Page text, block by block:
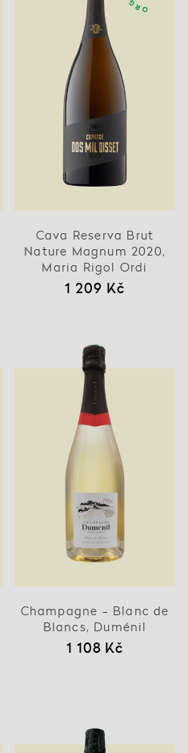
Cava Reserva Brut
Nature Magnum 2020,
Maria Rigol Ordi
1 209 Kč
Champagne - Blanc de
Blancs, Duménil
1 108 Kč